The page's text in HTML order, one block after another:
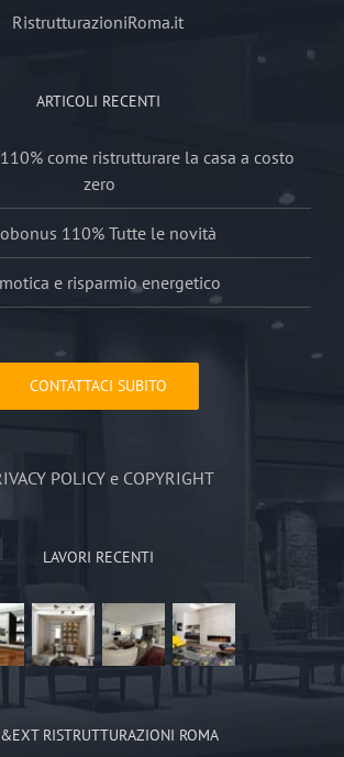
RistrutturazioniRoma.it
ARTICOLI RECENTI
come ristrutturare la casa a costo
zero
110% Tutte le novità
e risparmio energetico
CONTATTACI SUBITO
POLICY e COPYRIGHT
LAVORI RECENTI
RISTRUTTURAZIONI ROMA